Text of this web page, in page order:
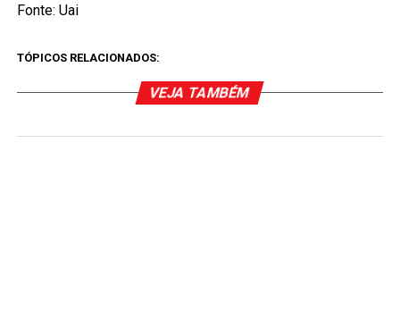
Fonte: Uai
TÓPICOS RELACIONADOS:
VEJA TAMBÉM